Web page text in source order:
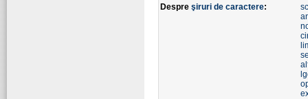
Despre şiruri de caractere: